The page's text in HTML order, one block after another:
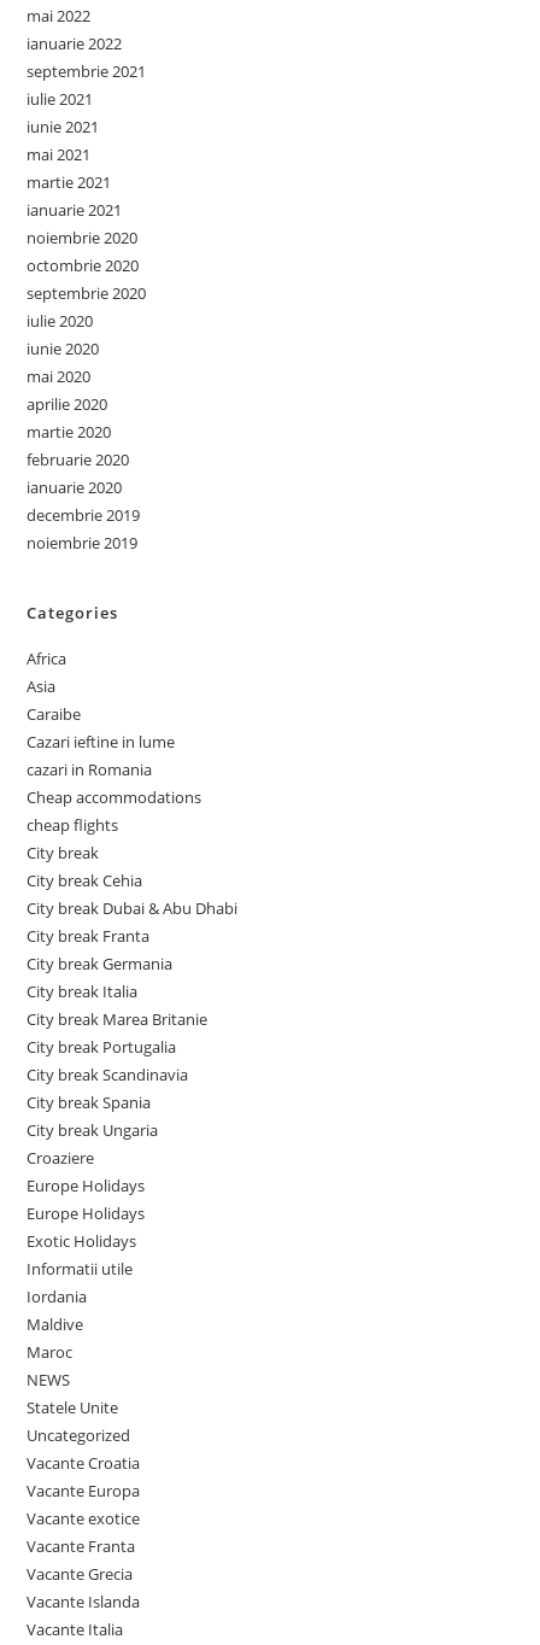
mai 2022
ianuarie 2022
septembrie 2021
iulie 2021
iunie 2021
mai 2021
martie 2021
ianuarie 2021
noiembrie 2020
octombrie 2020
septembrie 2020
iulie 2020
iunie 2020
mai 2020
aprilie 2020
martie 2020
februarie 2020
ianuarie 2020
decembrie 2019
noiembrie 2019
Categories
Africa
Asia
Caraibe
Cazari ieftine in lume
cazari in Romania
Cheap accommodations
cheap flights
City break
City break Cehia
City break Dubai & Abu Dhabi
City break Franta
City break Germania
City break Italia
City break Marea Britanie
City break Portugalia
City break Scandinavia
City break Spania
City break Ungaria
Croaziere
Europe Holidays
Europe Holidays
Exotic Holidays
Informatii utile
Iordania
Maldive
Maroc
NEWS
Statele Unite
Uncategorized
Vacante Croatia
Vacante Europa
Vacante exotice
Vacante Franta
Vacante Grecia
Vacante Islanda
Vacante Italia